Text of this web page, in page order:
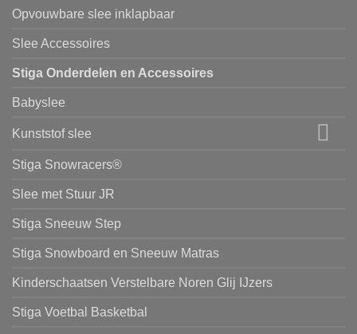
Opvouwbare slee inklapbaar
Slee Accessoires
Stiga Onderdelen en Accessoires
Babyslee
Kunststof slee
Stiga Snowracers®
Slee met Stuur JR
Stiga Sneeuw Step
Stiga Snowboard en Sneeuw Matras
Kinderschaatsen Verstelbare Noren Glij IJzers
Stiga Voetbal Basketbal